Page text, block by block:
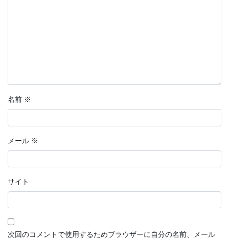
名前 ※
メール ※
サイト
次回のコメントで使用するためブラウザーに自分の名前、メール